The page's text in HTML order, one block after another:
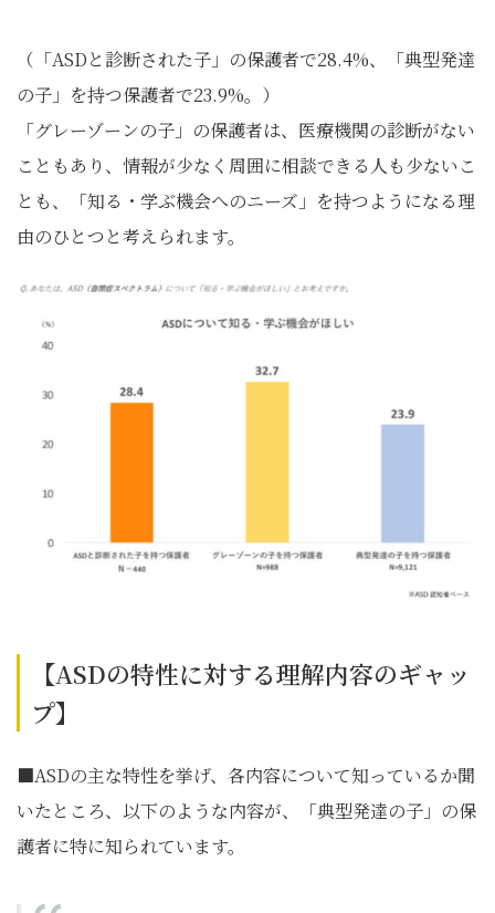
（「ASDと診断された子」の保護者で28.4%、「典型発達
の子」を持つ保護者で23.9%。）
「グレーゾーンの子」の保護者は、医療機関の診断がない
こともあり、情報が少なく周囲に相談できる人も少ないこ
とも、「知る・学ぶ機会へのニーズ」を持つようになる理
由のひとつと考えられます。
【ASDの特性に対する理解内容のギャッ
プ】
■ASDの主な特性を挙げ、各内容について知っているか聞
いたところ、以下のような内容が、「典型発達の子」の保
護者に特に知られています。